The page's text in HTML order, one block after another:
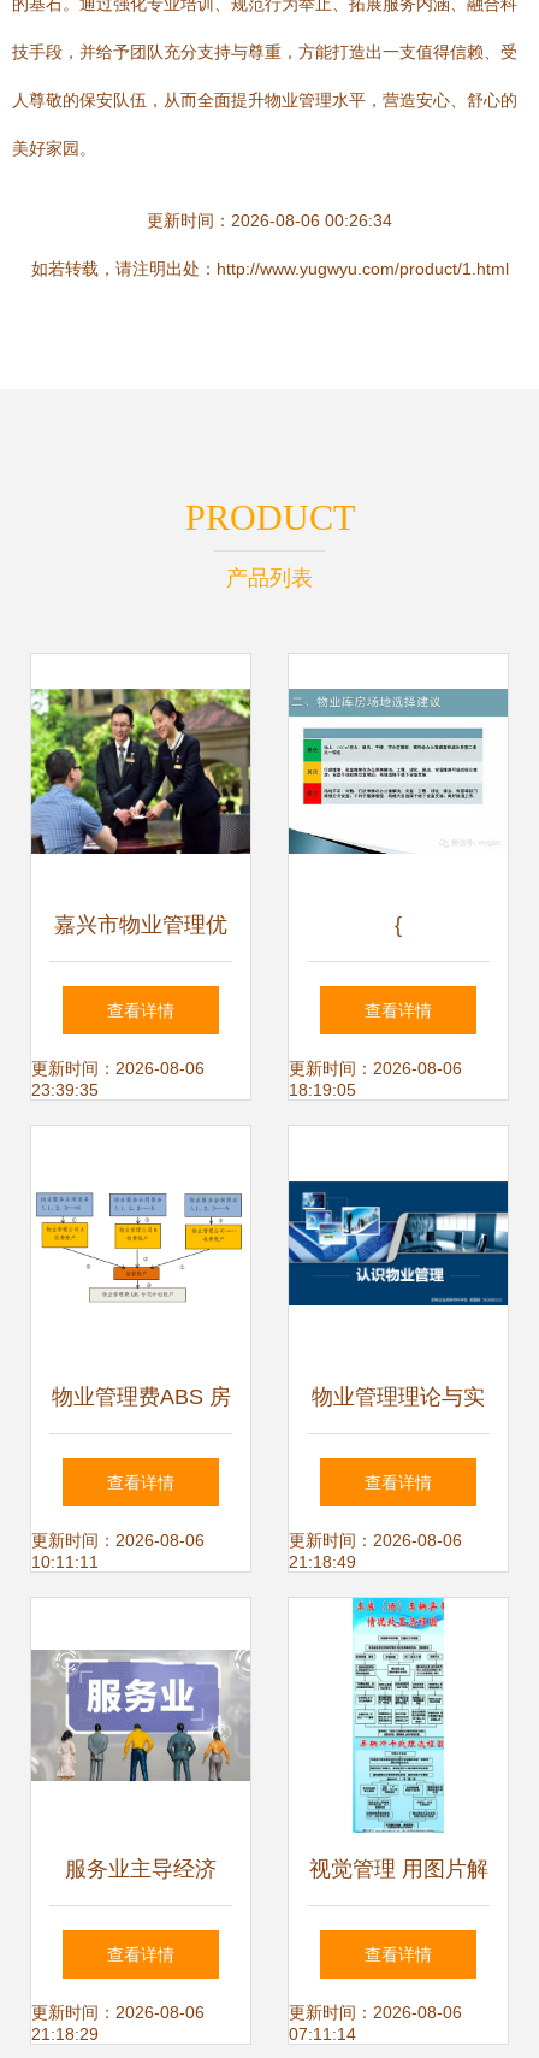
技手段，并给予团队充分支持与尊重，方能打造出一支值得信赖、受
人尊敬的保安队伍，从而全面提升物业管理水平，营造安心、舒心的
美好家园。
更新时间：2026-08-06 00:26:34
如若转载，请注明出处：http://www.yugwyu.com/product/1.html
PRODUCT
产品列表
嘉兴市物业管理优
秀企业推荐——匠
心服务守护每一盏
查看详情
更新时间：2026-08-06
23:39:35
{
查看详情
更新时间：2026-08-06
18:19:05
物业管理费ABS 房
企融资新渠道的全
解析
查看详情
更新时间：2026-08-06
10:11:11
物业管理理论与实
务 业主、业主大会
与业主委员会
查看详情
更新时间：2026-08-06
21:18:49
服务业主导经济
2022年美国服务业
增加值突破20万亿
查看详情
更新时间：2026-08-06
21:18:29
视觉管理 用图片解
锁物业管理的新维
度
查看详情
更新时间：2026-08-06
07:11:14